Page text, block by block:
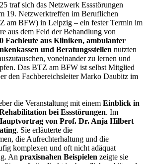
traf sich das Netzwerk Essstörungen
19. Netzwerktreffen im Beruflichen
am BFW) in Leipzig – ein fester Termin im
aus dem Feld der Behandlung von
Fachleute aus Kliniken, ambulanter
und Beratungsstellen nutzten
voneinander zu lernen und
Das BTZ am BFW ist selbst Mitglied
den Fachbereichsleiter Marko Daubitz im
die Veranstaltung mit einem Einblick in
bei Essstörungen. Im
von Prof. Dr. Anja Hilbert
. Sie erläuterte die
die Aufrechterhaltung und die
komplexen und oft nicht adäquat
An praxisnahen Beispielen zeigte sie